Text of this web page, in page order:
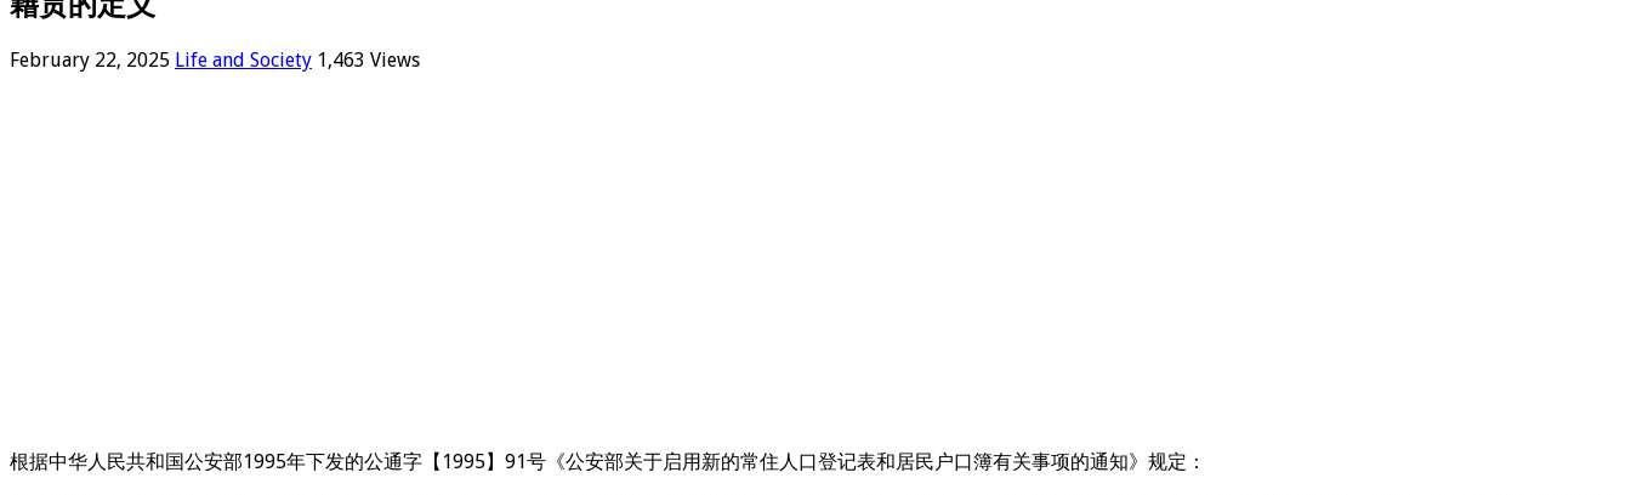
February 22, 2025 Life and Society 1,463 Views
根据中华人民共和国公安部1995年下发的公通字【1995】91号《公安部关于启用新的常住人口登记表和居民户口簿有关事项的通知》规定：